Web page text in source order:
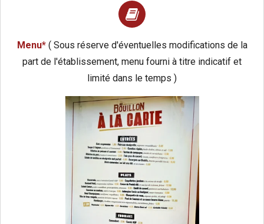
Menu* ( Sous réserve d'éventuelles modifications de la
part de l'établissement, menu fourni à titre indicatif et
limité dans le temps )